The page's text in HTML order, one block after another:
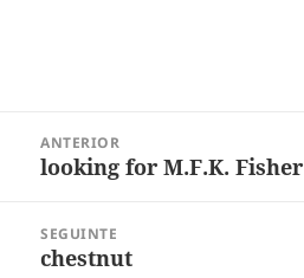
ANTERIOR
Post
looking for M.F.K. Fisher
SEGUINTE
Próximo
chestnut